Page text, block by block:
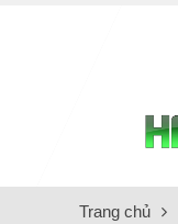
Trang chủ